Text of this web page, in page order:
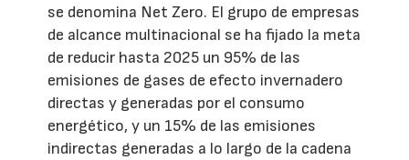
se denomina Net Zero. El grupo de empresas
de alcance multinacional se ha fijado la meta
de reducir hasta 2025 un 95% de las
emisiones de gases de efecto invernadero
directas y generadas por el consumo
energético, y un 15% de las emisiones
indirectas generadas a lo largo de la cadena